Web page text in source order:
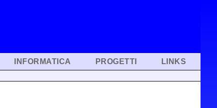
INFORMATICA PROGETTI
LINKS